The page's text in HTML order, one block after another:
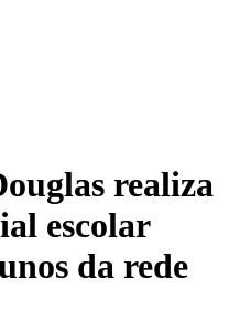
realiza
escolar
da rede